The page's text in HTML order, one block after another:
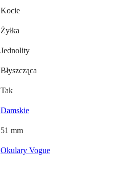
Kocie
Żyłka
Jednolity
Błyszcząca
Tak
Damskie
51 mm
Okulary Vogue